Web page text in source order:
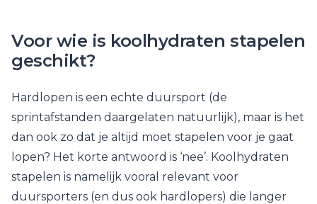
Voor wie is koolhydraten stapelen
geschikt?
Hardlopen is een echte duursport (de
sprintafstanden daargelaten natuurlijk), maar is het
dan ook zo dat je altijd moet stapelen voor je gaat
lopen? Het korte antwoord is ‘nee’. Koolhydraten
stapelen is namelijk vooral relevant voor
duursporters (en dus ook hardlopers) die langer